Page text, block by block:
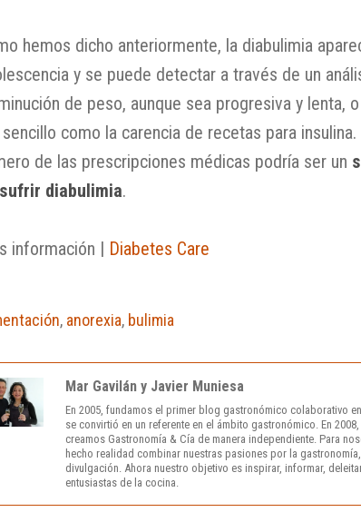
hemos dicho anteriormente, la diabulimia
y se puede detectar a través de un
de peso, aunque sea progresiva y lenta,
como la carencia de recetas para
de las prescripciones médicas podría ser un
sufrir diabulimia.
información | Diabetes Care
, anorexia, bulimia
Mar Gavilán y Javier Muniesa
En 2005, fundamos el primer blog gastronómico colaborativo
se convirtió en un referente en el ámbito gastronómico. En
creamos Gastronomía & Cía de manera independiente. Para
hecho realidad combinar nuestras pasiones por la
divulgación. Ahora nuestro objetivo es inspirar, informar,
entusiastas de la cocina.